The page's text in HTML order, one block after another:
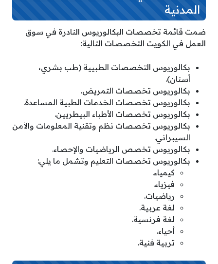
المدنية
ضمت قائمة تخصصات البكالوريوس النادرة في سوق
العمل في الكويت التخصصات التالية:
بكالوريوس التخصصات الطبيية (طب بشري،
أسنان).
بكالوريوس تخصصات التمريض.
بكالوريوس تخصصات الخدمات الطبية المساعدة.
بكالوريوس تخصصات الأطباء البيطريين.
بكالوريوس تخصصات نظم وتقنية المعلومات والأمن
السيبراني.
بكالوريوس تخصص الرياضيات والإحصاء.
بكالوريوس تخصصات التعليم وتشمل ما يلي:
كيمياء.
فيزياء.
رياضيات.
لغة عربية.
لغة فرنسية.
أحياء.
تربية فنية.